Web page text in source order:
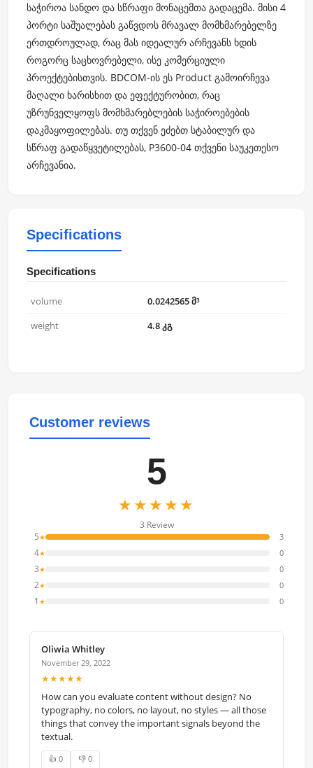
საჭიროა სანდო და სწრაფი მონაცემთა გადაცემა. მისი 4
პორტი საშუალებას გაწვდოს მრავალ მომხმარებელზე
ერთდროულად, რაც მას იდეალურ არჩევანს ხდის
როგორც საცხოვრებელი, ისე კომერციული
პროექტებისთვის. BDCOM-ის ეს Product გამოირჩევა
მაღალი ხარისხით და ეფექტურობით, რაც
უზრუნველყოფს მომხმარებლების საჭიროებების
დაკმაყოფილებას. თუ თქვენ ეძებთ სტაბილურ და
სწრაფ გადაწყვეტილებას, P3600-04 თქვენი საუკეთესო
არჩევანია.
Specifications
Specifications
volume
0.0242565 მ³
weight
4.8 კგ
Customer reviews
5
★★★★★
3 Review
5★ 3
4★ 0
3★ 0
2★ 0
1 ★ 0
Oliwia Whitley
November 29, 2022
★★★★★
How can you evaluate content without design? No
typography, no colors, no layout, no styles — all those
things that convey the important signals beyond the
textual.
👍 0 👎 0